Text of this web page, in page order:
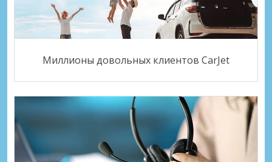
Миллионы довольных клиентов CarJet